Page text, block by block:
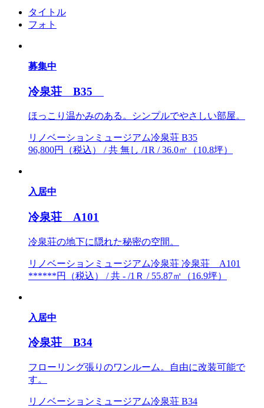
タイトル
フォト
募集中
冷泉荘 B35
ほっこり温かみのある。シンプルでやさしい部屋。
リノベーションミュージアム冷泉荘 B35
96,800円（税込） / 共 無し /1R / 36.0㎡（10.8坪）
入居中
冷泉荘 A101
冷泉荘の地下に隠れた秘密の空間。
リノベーションミュージアム冷泉荘 冷泉荘 A101
******円（税込） / 共 - /1Ｒ / 55.87㎡（16.9坪）
入居中
冷泉荘 B34
フローリング張りのワンルーム。自由に改装可能で
す。
リノベーションミュージアム冷泉荘 B34